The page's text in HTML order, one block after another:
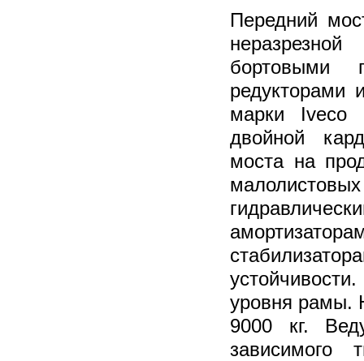
Передний
бортовыми
редукторами
марки Iveco
двойной
моста на
уровня рамы.
9000 кг.
зависимого